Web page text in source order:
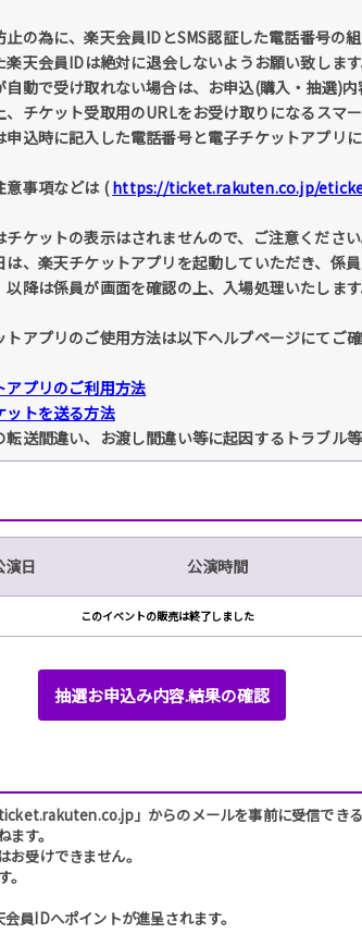
の為に、楽天会員IDとSMS認証した電話番号の組
楽天会員IDは絶対に退会しないようお願い致します
動で受け取れない場合は、お申込(購入・抽選)
、チケット受取用のURLをお受け取りになるスマ
込時に記入した電話番号と電子チケットアプリ
意事項などは (https://ticket.rakuten.co.jp/
ケットの表示はされませんので、ご注意ください
は、楽天チケットアプリを起動していただき、係
以降は係員が画面を確認の上、入場処理いたします
アプリのご使用方法は以下ヘルプページにてご
アプリのご利用方法
ットを送る方法
送間違い、お渡し間違い等に起因するトラブル
演日 公演時間
このイベントの販売は終了しました
抽選お申込み内容.結果の確認
」からのメールを事前に受信できる
す。
受けできません。
員IDへポイントが進呈されます。